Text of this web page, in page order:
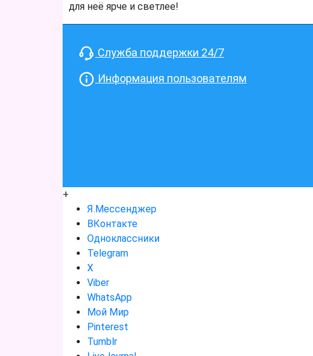
для неё ярче и светлее!
Служба поддержки 24/7
Информация пользователям
+
Я.Мессенджер
ВКонтакте
Одноклассники
Telegram
X
Viber
WhatsApp
Мой Мир
Pinterest
Tumblr